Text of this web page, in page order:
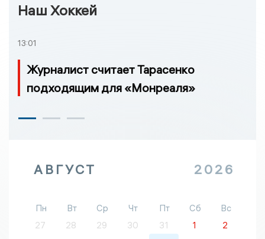
Наш Хоккей
13:01
Журналист считает Тарасенко
подходящим для «Монреаля»
АВГУСТ 2026
Пн Вт Ср Чт Пт Сб
Вс
27
28 29 30 31 1
2